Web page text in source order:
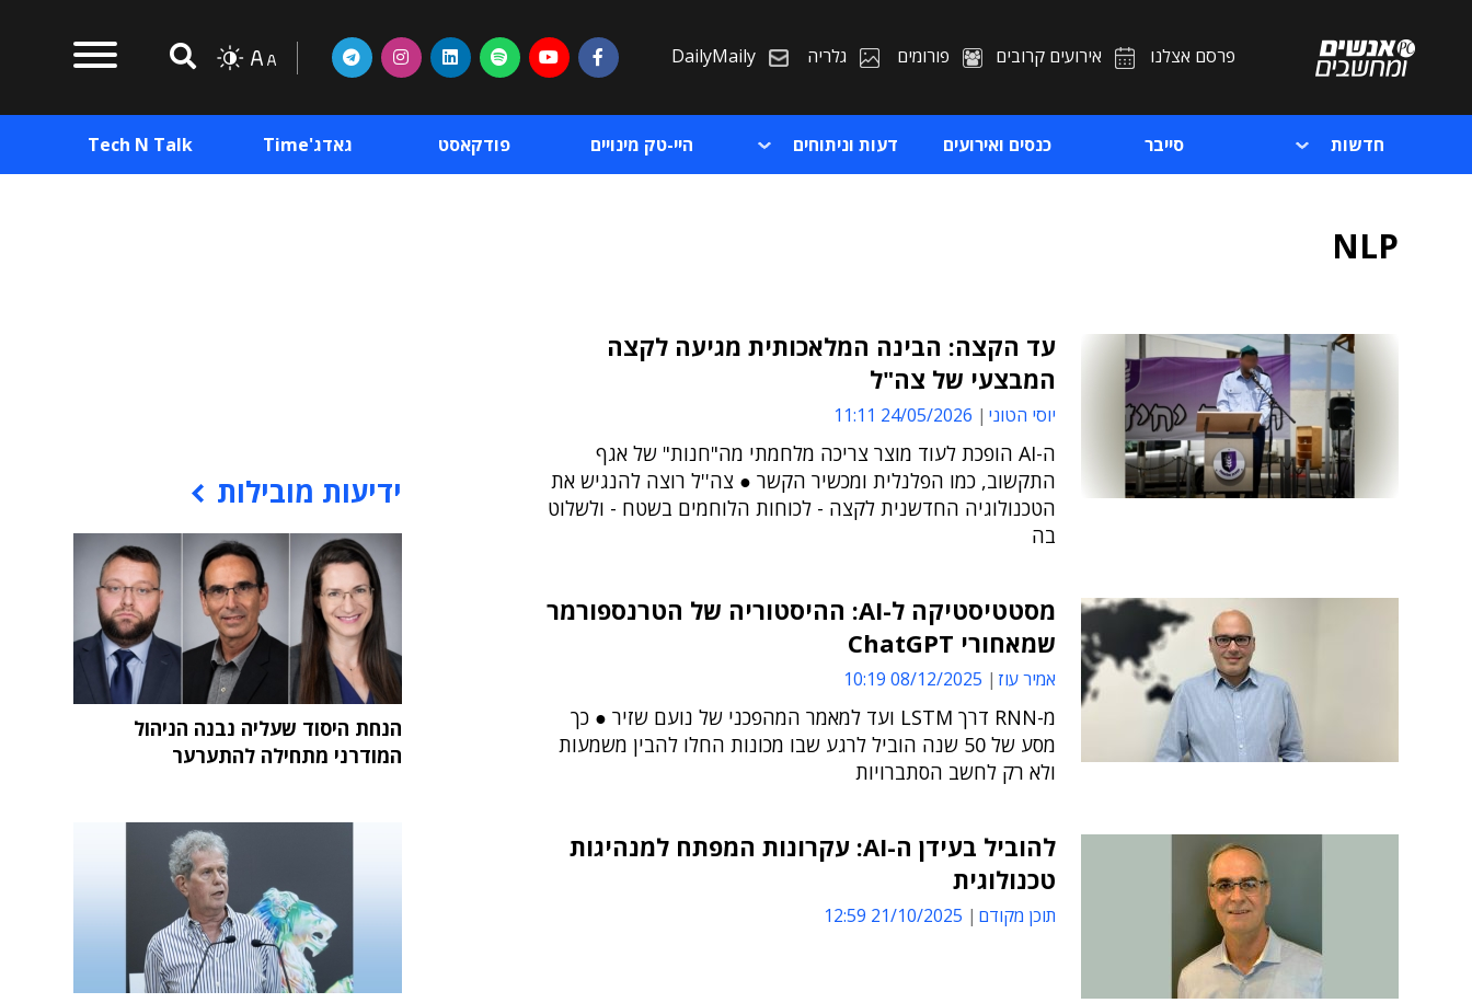
פרסם אצלנו אירועים קרובים פורומים גלריה DailyMaily
חדשות סייבר כנסים ואירועים דעות וניתוחים היי-טק מינויים פודקאסט גאדג'Time Tech N Talk
NLP
עד הקצה: הבינה המלאכותית מגיעה לקצה
המבצעי של צה"ל
יוסי הטוני 24/05/2026 11:11
ה-AI הופכת לעוד מוצר צריכה מלחמתי מה"חנות" של אגף
התקשוב, כמו הפלנלית ומכשיר הקשר ● צה''ל רוצה להנגיש את
הטכנולוגיה החדשנית לקצה - לכוחות הלוחמים בשטח - ולשלוט
בה
מסטטיסטיקה ל-AI: ההיסטוריה של הטרנספורמר
שמאחורי ChatGPT
אמיר עוז 08/12/2025 10:19
מ-RNN דרך LSTM ועד למאמר המהפכני של נועם שזיר ● כך
מסע של 50 שנה הוביל לרגע שבו מכונות החלו להבין משמעות
ולא רק לחשב הסתברויות
להוביל בעידן ה-AI: עקרונות המפתח למנהיגות
טכנולוגית
תוכן מקודם 21/10/2025 12:59
ידיעות מובילות
הנחת היסוד שעליה נבנה הניהול
המודרני מתחילה להתערער